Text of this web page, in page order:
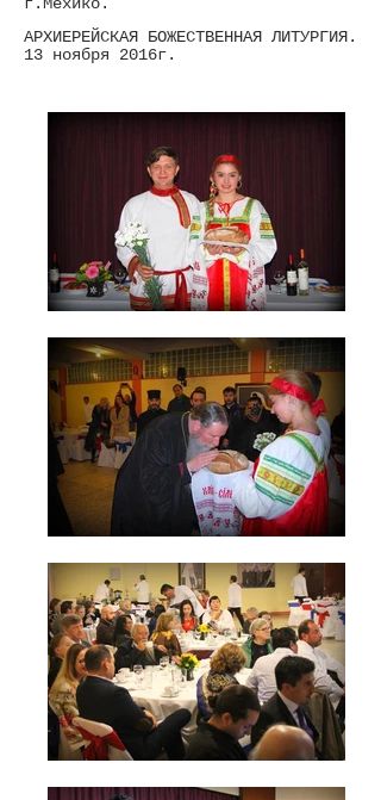
АРХИЕРЕЙСКАЯ БОЖЕСТВЕННАЯ ЛИТУРГИЯ.
13 ноября 2016г.